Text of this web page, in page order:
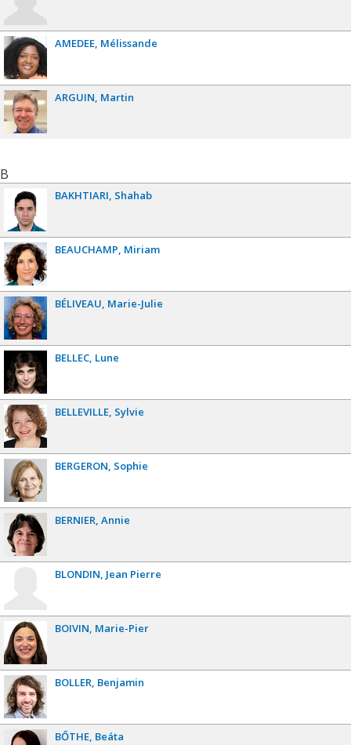
AMEDEE Mélissande
ARGUIN Martin
B
BAKHTIARI Shahab
BEAUCHAMP Miriam
BÉLIVEAU Marie-Julie
BELLEC Lune
BELLEVILLE Sylvie
BERGERON Sophie
BERNIER Annie
BLONDIN Jean Pierre
BOIVIN Marie-Pier
BOLLER Benjamin
BŐTHE Beáta